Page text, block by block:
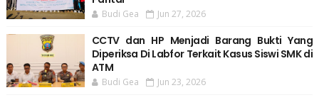
Budi Gea Jun 27, 2026
CCTV dan HP Menjadi Barang Bukti Yang
Diperiksa Di Labfor Terkait Kasus Siswi SMK di
ATM
Budi Gea Jun 23, 2026